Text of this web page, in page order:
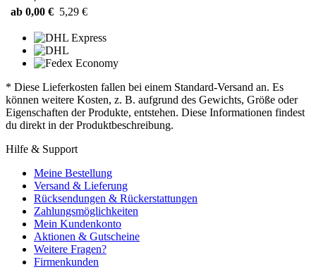
ab 0,00 € 5,29 €
* Diese Lieferkosten fallen bei einem Standard-Versand an. Es
können weitere Kosten, z. B. aufgrund des Gewichts, Größe oder
Eigenschaften der Produkte, entstehen. Diese Informationen findest
du direkt in der Produktbeschreibung.
Hilfe & Support
Meine Bestellung
Versand & Lieferung
Rücksendungen & Rückerstattungen
Zahlungsmöglichkeiten
Mein Kundenkonto
Aktionen & Gutscheine
Weitere Fragen?
Firmenkunden